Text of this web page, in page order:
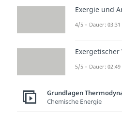
kommt dir
einen
Exergie und
4/5 – Dauer: 03:31
5/5 – Dauer: 02:49
Grundlagen
Chemische Energie